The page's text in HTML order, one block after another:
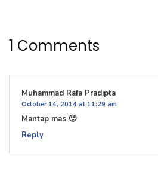
1 Comments
Muhammad Rafa Pradipta
October 14, 2014 at 11:29 am
Mantap mas 🙂
Reply